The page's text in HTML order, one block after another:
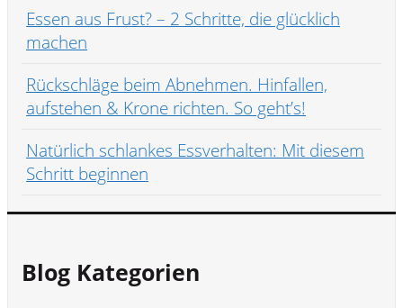
Essen aus Frust? – 2 Schritte, die glücklich
machen
Rückschläge beim Abnehmen. Hinfallen,
aufstehen & Krone richten. So geht’s!
Natürlich schlankes Essverhalten: Mit diesem
Schritt beginnen
Blog Kategorien